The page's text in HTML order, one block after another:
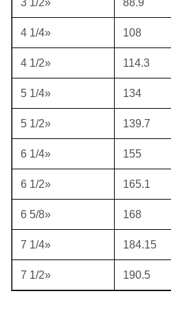
3 1/2» 88.9
4 1/4» 108
4 1/2» 114.3
5 1/4» 134
5 1/2» 139.7
6 1/4» 155
6 1/2» 165.1
6 5/8» 168
7 1/4» 184.15
7 1/2» 190.5